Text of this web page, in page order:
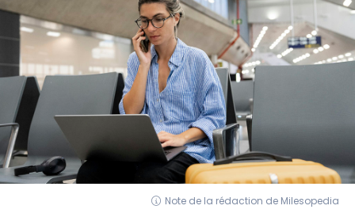
Note de la rédaction de Milesopedia